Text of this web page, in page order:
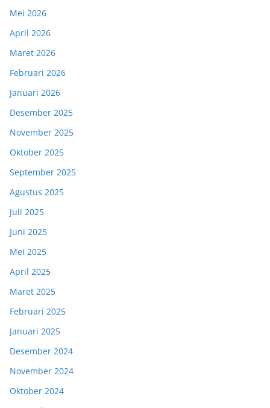
Mei 2026
April 2026
Maret 2026
Februari 2026
Januari 2026
Desember 2025
November 2025
Oktober 2025
September 2025
Agustus 2025
Juli 2025
Juni 2025
Mei 2025
April 2025
Maret 2025
Februari 2025
Januari 2025
Desember 2024
November 2024
Oktober 2024